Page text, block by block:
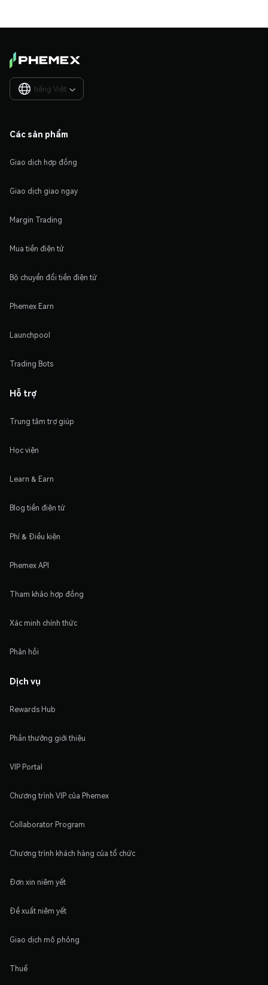
tiếng Việt 
Các sản phẩm
Giao dịch hợp đồng
Giao dịch giao ngay
Margin Trading
Mua tiền điện tử
Bộ chuyển đổi tiền điện tử
Phemex Earn
Launchpool
Trading Bots
Hỗ trợ
Trung tâm trợ giúp
Học viện
Learn & Earn
Blog tiền điện tử
Phí & Điều kiện
Phemex API
Tham khảo hợp đồng
Xác minh chính thức
Phản hồi
Dịch vụ
Rewards Hub
Phần thưởng giới thiệu
VIP Portal
Chương trình VIP của Phemex
Collaborator Program
Chương trình khách hàng của tổ chức
Đơn xin niêm yết
Đề xuất niêm yết
Giao dịch mô phỏng
Thuế